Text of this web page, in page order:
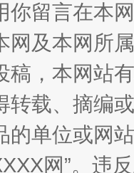
大学科技园优化重塑工作
你留言在本
网及本网所
稿，本网站
转载、摘编
的单位或网
网”。违